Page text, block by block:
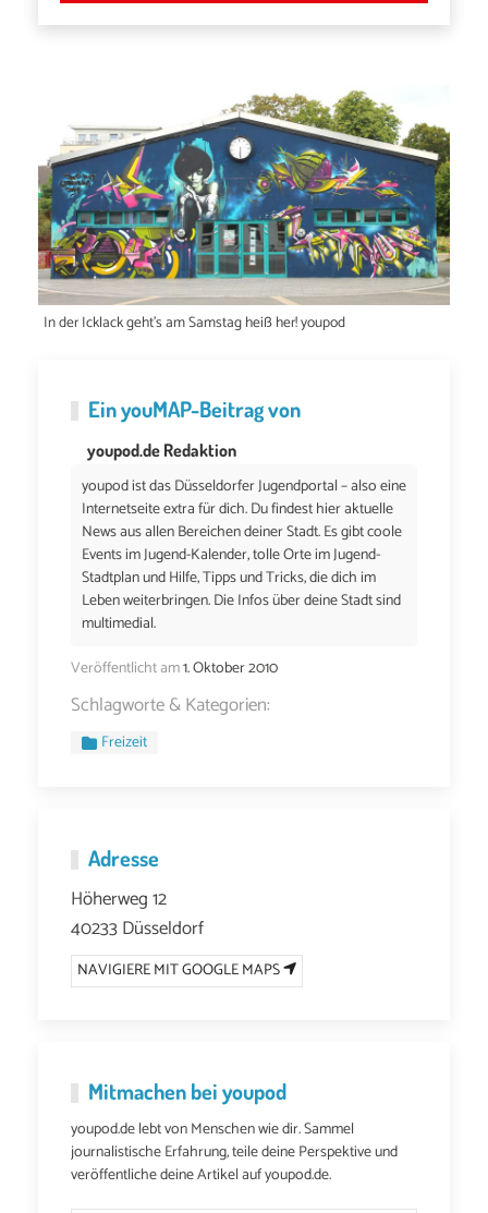
In der Icklack geht's am Samstag heiß her! youpod
EinyouMAP-Beitrag von
youpod.de Redaktion
youpod ist das Düsseldorfer Jugendportal – also eine
Internetseite extra für dich. Du findest hier aktuelle
News aus allen Bereichen deiner Stadt. Es gibt coole
Events im Jugend-Kalender, tolle Orte im Jugend-
Stadtplan und Hilfe, Tipps und Tricks, die dich im
Leben weiterbringen. Die Infos über deine Stadt sind
multimedial.
Veröffentlicht am1. Oktober 2010
Schlagworte & Kategorien:
Freizeit
Adresse
Höherweg 12
40233 Düsseldorf
NAVIGIERE MIT GOOGLE MAPS
Mitmachen bei youpod
youpod.de lebt von Menschen wie dir. Sammel
journalistische Erfahrung, teile deine Perspektive und
veröffentliche deine Artikel auf youpod.de.